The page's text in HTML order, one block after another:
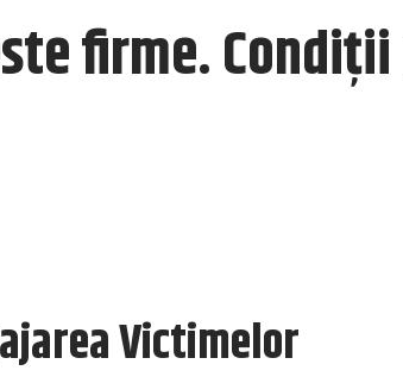
firme.
Victimelor